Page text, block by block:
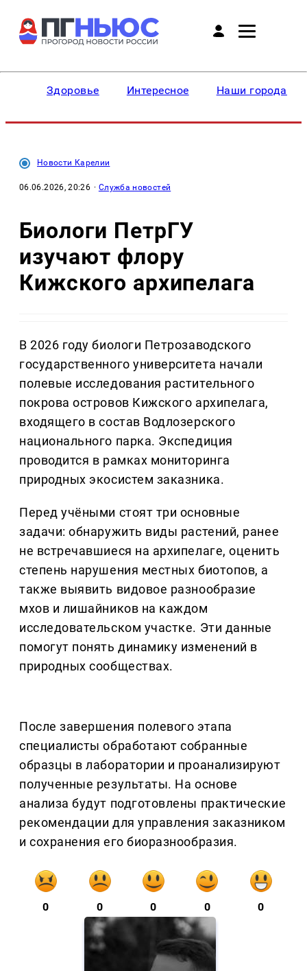
Здоровье Интересное Наши города
Новости Карелии
06.06.2026, 20:26 · Служба новостей
Биологи ПетрГУ
изучают флору
Кижского архипелага
В 2026 году биологи Петрозаводского
государственного университета начали
полевые исследования растительного
покрова островов Кижского архипелага,
входящего в состав Водлозерского
национального парка. Экспедиция
проводится в рамках мониторинга
природных экосистем заказника.
Перед учёными стоят три основные
задачи: обнаружить виды растений, ранее
не встречавшиеся на архипелаге, оценить
степень нарушения местных биотопов, а
также выявить видовое разнообразие
мхов и лишайников на каждом
исследовательском участке. Эти данные
помогут понять динамику изменений в
природных сообществах.
После завершения полевого этапа
специалисты обработают собранные
образцы в лаборатории и проанализируют
полученные результаты. На основе
анализа будут подготовлены практические
рекомендации для управления заказником
и сохранения его биоразнообразия.
0 0 0 0 0